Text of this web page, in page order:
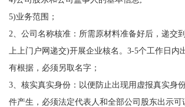
5)业务范围；
2、公司名称核准：所需原材料准备好后，递交
上上门户网递交)开展企业核名。3-5个工作日内
有根据，必须另取名字；
3、核实真实身份：以便防止出现用虚报真实身
件产生，必须法定代表人和全部公司股东出示可